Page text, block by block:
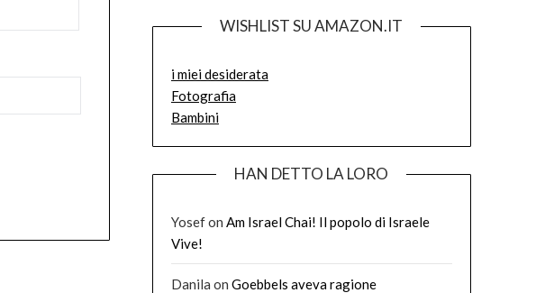
WISHLIST SU AMAZON.IT
i miei desiderata
Fotografia
Bambini
HAN DETTO LA LORO
Yosefon Am Israel Chai! Il popolo di Israele
Vive!
Danila on Goebbels aveva ragione